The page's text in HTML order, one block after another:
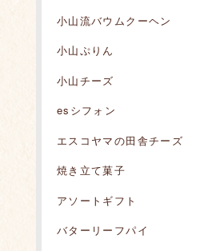
小山流バウムクーヘン
小山ぷりん
小山チーズ
esシフォン
エスコヤマの田舎チーズ
焼き立て菓子
アソートギフト
バターリーフパイ